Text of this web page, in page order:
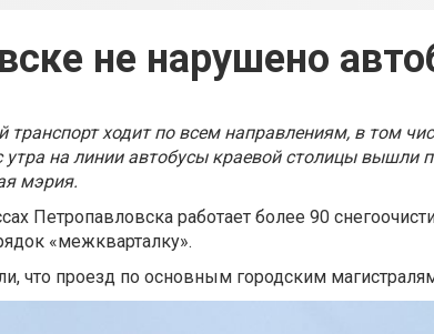
не нарушено
транспорт ходит по всем направлениям, в том
утра на линии автобусы краевой столицы вышли
мэрия.
Петропавловска работает более 90
«межкварталку».
что проезд по основным городским